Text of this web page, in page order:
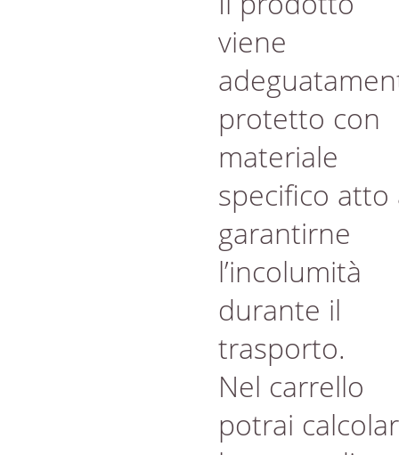
viene
protetto con
materiale
specifico atto
garantirne
l’incolumità
durante il
trasporto.
Nel carrello
potrai